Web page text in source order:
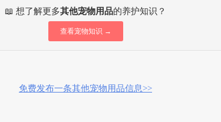
📖 想了解更多其他宠物用品的养护知识？
查看宠物知识 →
免费发布一条其他宠物用品信息>>